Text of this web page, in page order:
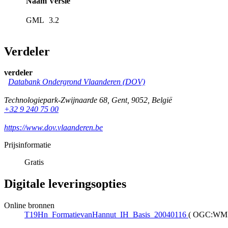
GML 3.2
Verdeler
verdeler
Databank Ondergrond Vlaanderen (DOV)
Technologiepark-Zwijnaarde 68, Gent, 9052, België
+32 9 240 75 00
https://www.dov.vlaanderen.be
Prijsinformatie
Gratis
Digitale leveringsopties
Online bronnen
T19Hn_FormatievanHannut_IH_Basis_20040116 (